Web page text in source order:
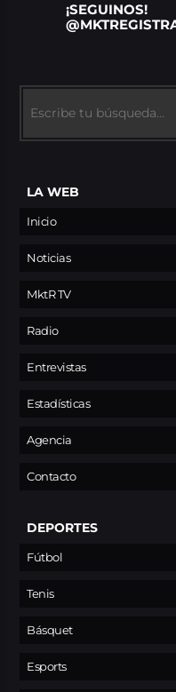
¡SEGUINOS!
LA WEB
Inicio
Noticias
MktR TV
Radio
Entrevistas
Estadísticas
Agencia
Contacto
DEPORTES
Fútbol
Tenis
Básquet
Esports